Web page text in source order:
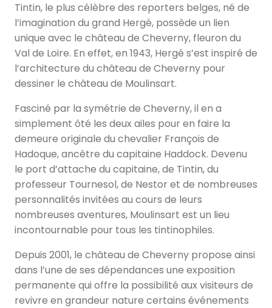
Tintin, le plus célèbre des reporters belges, né de
l’imagination du grand Hergé, possède un lien
unique avec le château de Cheverny, fleuron du
Val de Loire. En effet, en 1943, Hergé s’est inspiré de
l’architecture du château de Cheverny pour
dessiner le château de Moulinsart.
Fasciné par la symétrie de Cheverny, il en a
simplement ôté les deux ailes pour en faire la
demeure originale du chevalier François de
Hadoque, ancêtre du capitaine Haddock. Devenu
le port d’attache du capitaine, de Tintin, du
professeur Tournesol, de Nestor et de nombreuses
personnalités invitées au cours de leurs
nombreuses aventures, Moulinsart est un lieu
incontournable pour tous les tintinophiles.
Depuis 2001, le château de Cheverny propose ainsi
dans l’une de ses dépendances une exposition
permanente qui offre la possibilité aux visiteurs de
revivre en grandeur nature certains événements